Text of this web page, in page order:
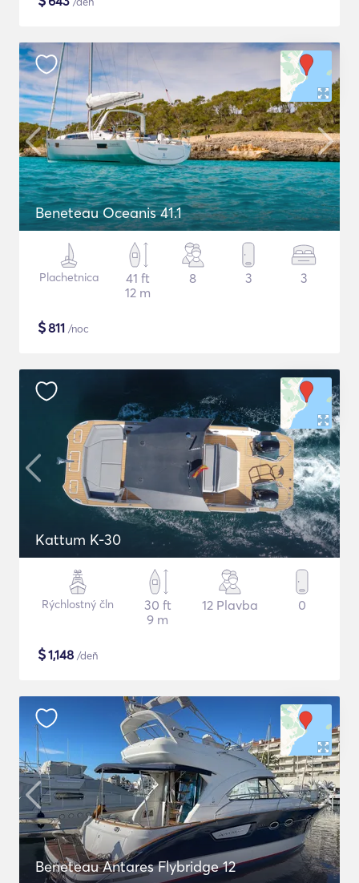
Beneteau Oceanis 41.1
Plachetnica
41 ft
12 m
8 3 3
$811 /noc
Kattum K-30
Rýchlostný čln
30 ft
9 m
12 Plavba 0
$1,148 /deň
Beneteau Antares Flybridge 12